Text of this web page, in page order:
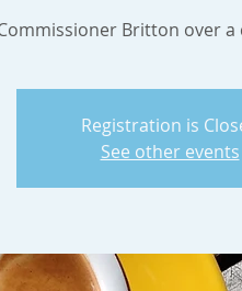
Britton over a
Registration is
See other events